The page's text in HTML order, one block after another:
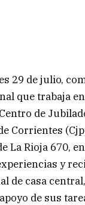
29 de julio,
que trabaja
de
Corrientes
La Rioja 670,
y
de casa
de sus